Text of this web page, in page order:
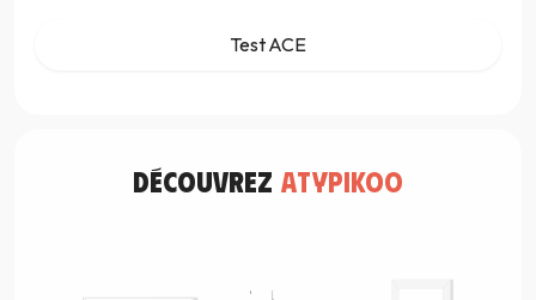
Test ACE
découvrez atypikoo